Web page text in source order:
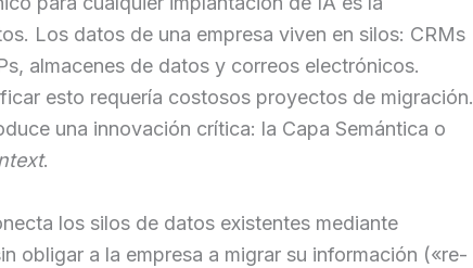
Los datos de una empresa viven en silos: CRMs
almacenes de datos y correos electrónicos.
esto requería costosos proyectos de migración.
una innovación crítica: la Capa Semántica o
.
los silos de datos existentes mediante
obligar a la empresa a migrar su información («re-